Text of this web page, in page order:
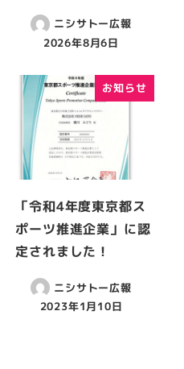
ニシサトー広報
2026年8月6日
お知らせ
「令和4年度東京都ス
ポーツ推進企業」に認
定されました！
ニシサトー広報
2023年1月10日